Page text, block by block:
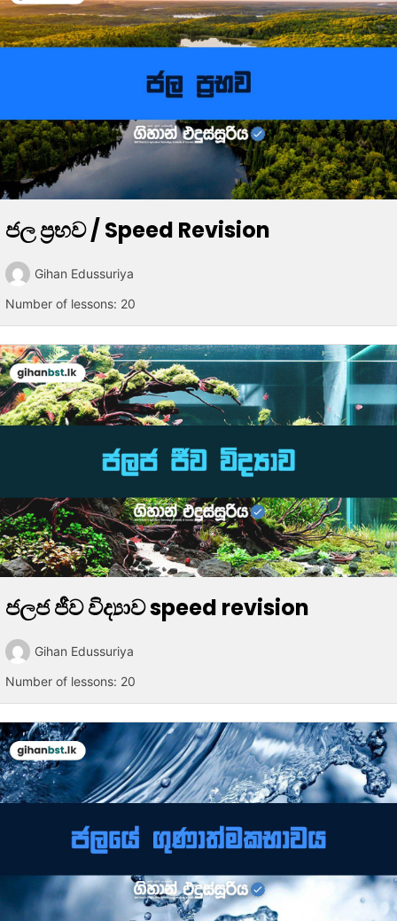
ජල ප්‍රභව / Speed Revision
Gihan Edussuriya
Number of lessons: 20
ජලජ ජීව විද්‍යාව speed revision
Gihan Edussuriya
Number of lessons: 20